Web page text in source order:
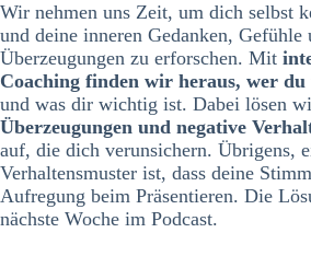
Wir nehmen uns Zeit, um dich selbst
und deine inneren Gedanken, Gefühle
Überzeugungen zu erforschen. Mit
Coaching finden wir heraus, wer
und was dir wichtig ist. Dabei lösen
Überzeugungen und negative
auf, die dich verunsichern. Übrigens,
Verhaltensmuster ist, dass deine
Aufregung beim Präsentieren. Die
nächste Woche im Podcast.